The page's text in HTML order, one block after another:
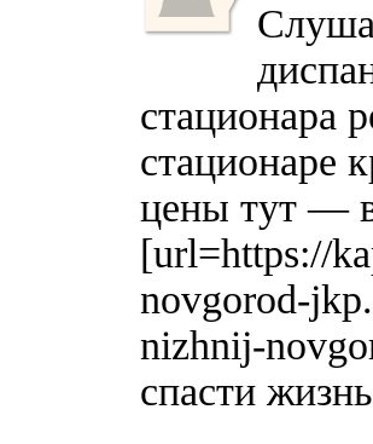
стационара
стационаре
цены тут —
[url=https://
novgorod-
nizhnij-
спасти жизнь